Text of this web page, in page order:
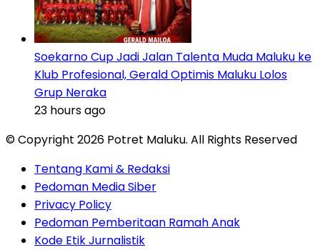
Soekarno Cup Jadi Jalan Talenta Muda Maluku ke
Klub Profesional, Gerald Optimis Maluku Lolos
Grup Neraka
23 hours ago
© Copyright 2026 Potret Maluku. All Rights Reserved
Tentang Kami & Redaksi
Pedoman Media Siber
Privacy Policy
Pedoman Pemberitaan Ramah Anak
Kode Etik Jurnalistik